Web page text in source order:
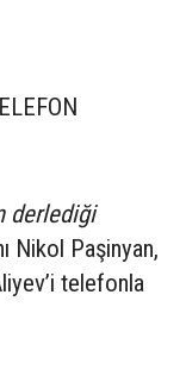
derlediği
Nikol Paşinyan,
telefonla